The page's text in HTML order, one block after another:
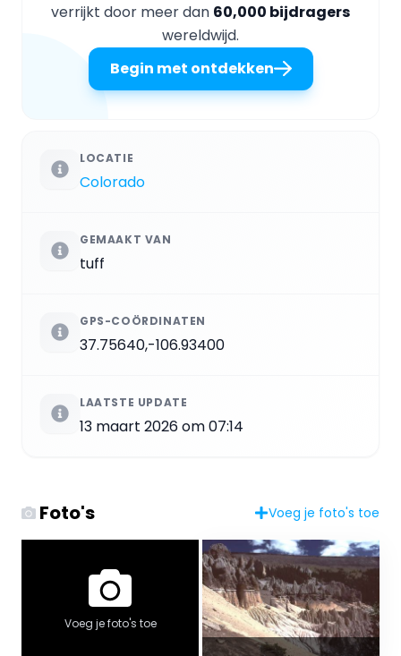
verrijkt door meer dan 60,000 bijdragers
wereldwijd.
Begin met ontdekken
LOCATIE
Colorado
GEMAAKT VAN
tuff
GPS-COÖRDINATEN
37.75640,-106.93400
LAATSTE UPDATE
13 maart 2026 om 07:14
Foto's Voeg je foto's toe
Voeg je foto's toe